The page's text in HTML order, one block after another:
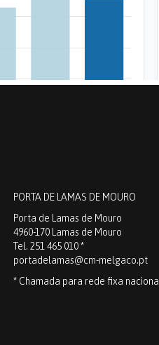
PORTA DE LAMAS DE MOURO
Porta de Lamas de Mouro
4960-170 Lamas de Mouro
Tel. 251 465 010 *
portadelamas@cm-melgaco.pt
* Chamada para rede fixa nacional